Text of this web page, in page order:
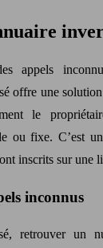
appels
offre une
le
ou fixe. C’est
inscrits sur une
inconnus
retrouver un